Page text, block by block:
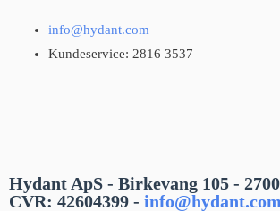
info@hydant.com
Kundeservice: 2816 3537
Hydant ApS - Birkevang 105 -
CVR: 42604399 - info@hydant.com